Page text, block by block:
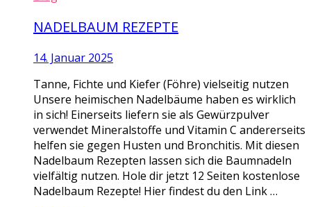
NADELBAUM REZEPTE
14. Januar 2025
Tanne, Fichte und Kiefer (Föhre) vielseitig nutzen
Unsere heimischen Nadelbäume haben es wirklich
in sich! Einerseits liefern sie als Gewürzpulver
verwendet Mineralstoffe und Vitamin C andererseits
helfen sie gegen Husten und Bronchitis. Mit diesen
Nadelbaum Rezepten lassen sich die Baumnadeln
vielfältig nutzen. Hole dir jetzt 12 Seiten kostenlose
Nadelbaum Rezepte! Hier findest du den Link …